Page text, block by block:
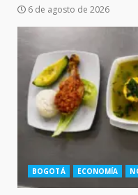
6 de agosto de 2026
BOGOTÁ ECONOMÍA